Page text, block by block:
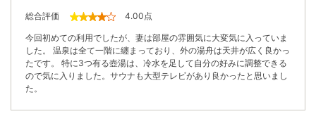
総合評価 4.00点
今回初めての利用でしたが、妻は部屋の雰囲気に大変気に入っていま
した。 温泉は全て一階に纏まっており、外の湯舟は天井が広く良かっ
たです。 特に3つ有る壺湯は、冷水を足して自分の好みに調整できる
ので気に入りました。サウナも大型テレビがあり良かったと思いまし
た。